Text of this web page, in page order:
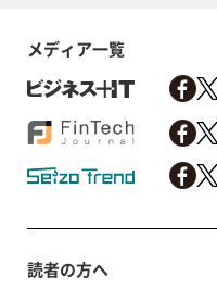
メディア一覧
読者の方へ